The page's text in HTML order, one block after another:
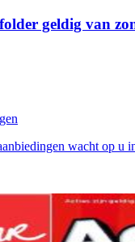
geldig van
wacht op u